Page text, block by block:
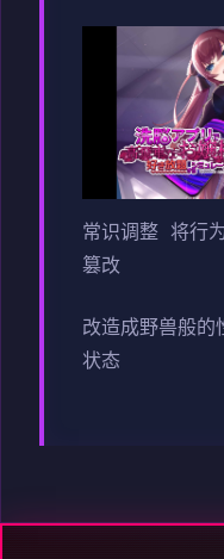
常识调整 将行
篡改
改造成野兽般的
状态